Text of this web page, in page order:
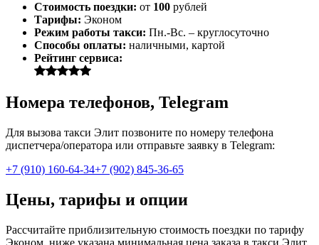
Стоимость поездки: от 100 рублей
Тарифы: Эконом
Режим работы такси: Пн.-Вс. – круглосуточно
Способы оплаты: наличными, картой
Рейтинг сервиса:
Номера телефонов, Telegram
Для вызова такси Элит позвоните по номеру телефона
диспетчера/оператора или отправьте заявку в Telegram:
+7 (910) 160-64-34+7 (902) 845-36-65
Цены, тарифы и опции
Рассчитайте приблизительную стоимость поездки по тарифу
Эконом, ниже указана минимальная цена заказа в такси Элит,